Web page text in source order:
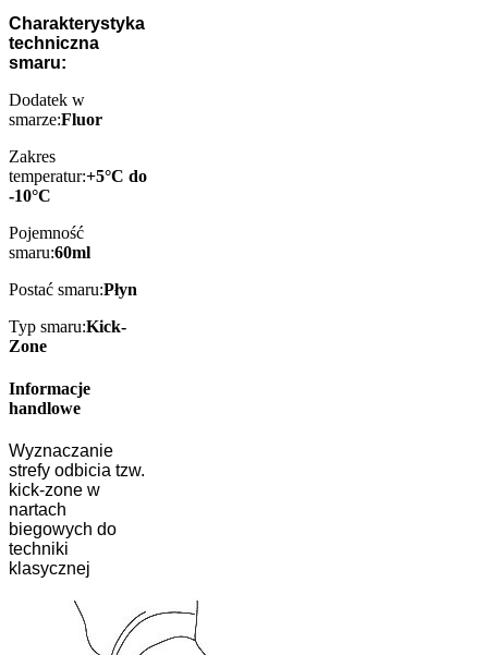
Charakterystyka
techniczna
smaru:
Dodatek w
smarze:Fluor
Zakres
temperatur:+5°C do
-10°C
Pojemność
smaru:60ml
Postać smaru:Płyn
Typ smaru:Kick-
Zone
Informacje
handlowe
Wyznaczanie
strefy odbicia tzw.
kick-zone w
nartach
biegowych do
techniki
klasycznej